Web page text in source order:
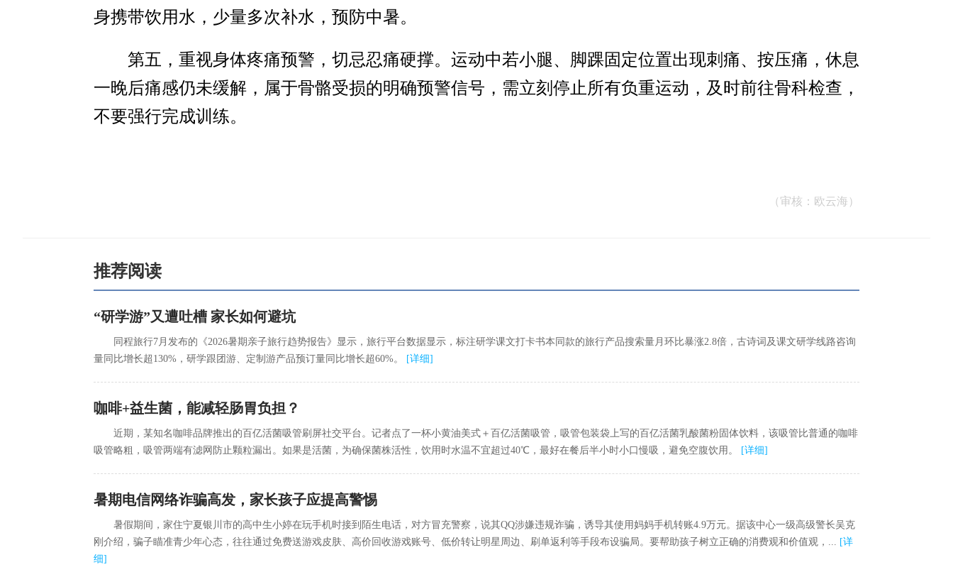
身携带饮用水，少量多次补水，预防中暑。
第五，重视身体疼痛预警，切忌忍痛硬撑。运动中若小腿、脚踝固定位置出现刺痛、按压痛，休息
一晚后痛感仍未缓解，属于骨骼受损的明确预警信号，需立刻停止所有负重运动，及时前往骨科检查，
不要强行完成训练。
（审核：欧云海）
推荐阅读
“研学游”又遭吐槽 家长如何避坑
同程旅行7月发布的《2026暑期亲子旅行趋势报告》显示，旅行平台数据显示，标注研学课文打卡书本同款的旅行产品搜索量月环比暴涨2.8倍，古诗词及课文研学线路咨询
量同比增长超130%，研学跟团游、定制游产品预订量同比增长超60%。
[详细]
咖啡+益生菌，能减轻肠胃负担？
近期，某知名咖啡品牌推出的百亿活菌吸管刷屏社交平台。记者点了一杯小黄油美式＋百亿活菌吸管，吸管包装袋上写的百亿活菌乳酸菌粉固体饮料，该吸管比普通的咖啡
吸管略粗，吸管两端有滤网防止颗粒漏出。如果是活菌，为确保菌株活性，饮用时水温不宜超过40℃，最好在餐后半小时小口慢吸，避免空腹饮用。
[详细]
暑期电信网络诈骗高发，家长孩子应提高警惕
暑假期间，家住宁夏银川市的高中生小婷在玩手机时接到陌生电话，对方冒充警察，说其QQ涉嫌违规诈骗，诱导其使用妈妈手机转账4.9万元。据该中心一级高级警长吴克
刚介绍，骗子瞄准青少年心态，往往通过免费送游戏皮肤、高价回收游戏账号、低价转让明星周边、刷单返利等手段布设骗局。要帮助孩子树立正确的消费观和价值观，... [详
细]